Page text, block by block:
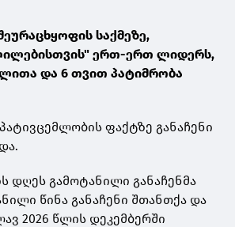
საქმეზე,
ერთ-ერთ ლიდერს,
და 6 თვით პატიმრობა
ფაქტზე განაჩენი
დღეს გამოტანილი განაჩენმა
წინა განაჩენი შთანთქა და
2026 წლის დეკემბერში